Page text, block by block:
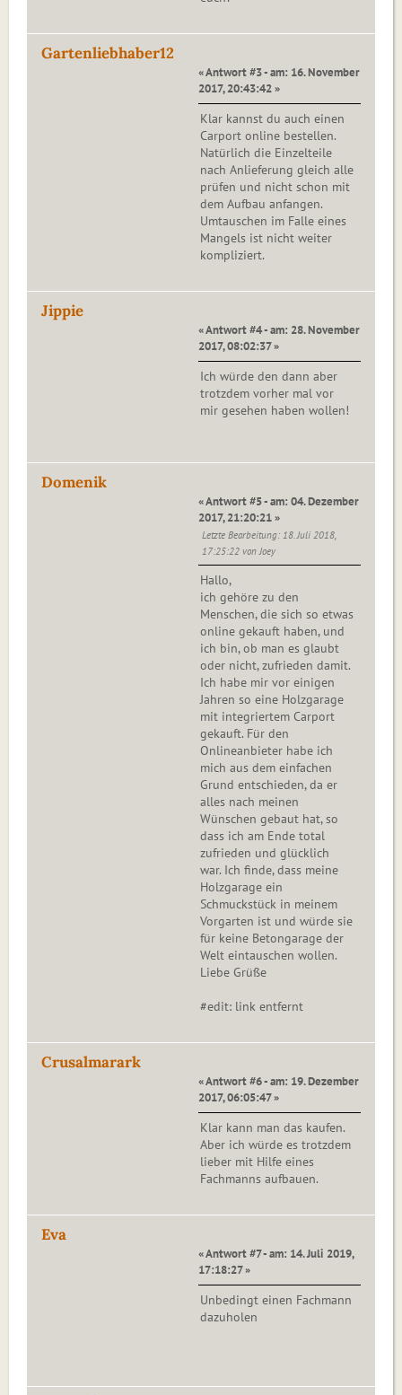
Gartenliebhaber12
« Antwort #3 - am: 16. November
2017, 20:43:42 »
Klar kannst du auch einen
Carport online bestellen.
Natürlich die Einzelteile
nach Anlieferung gleich alle
prüfen und nicht schon mit
dem Aufbau anfangen.
Umtauschen im Falle eines
Mangels ist nicht weiter
kompliziert.
Jippie
« Antwort #4 - am: 28. November
2017, 08:02:37 »
Ich würde den dann aber
trotzdem vorher mal vor
mir gesehen haben wollen!
Domenik
« Antwort #5 - am: 04. Dezember
2017, 21:20:21 »
Letzte Bearbeitung: 18. Juli 2018,
17:25:22 von Joey
Hallo,
ich gehöre zu den
Menschen, die sich so etwas
online gekauft haben, und
ich bin, ob man es glaubt
oder nicht, zufrieden damit.
Ich habe mir vor einigen
Jahren so eine Holzgarage
mit integriertem Carport
gekauft. Für den
Onlineanbieter habe ich
mich aus dem einfachen
Grund entschieden, da er
alles nach meinen
Wünschen gebaut hat, so
dass ich am Ende total
zufrieden und glücklich
war. Ich finde, dass meine
Holzgarage ein
Schmuckstück in meinem
Vorgarten ist und würde sie
für keine Betongarage der
Welt eintauschen wollen.
Liebe Grüße
#edit: link entfernt
Crusalmarark
« Antwort #6 - am: 19. Dezember
2017, 06:05:47 »
Klar kann man das kaufen.
Aber ich würde es trotzdem
lieber mit Hilfe eines
Fachmanns aufbauen.
Eva
« Antwort #7 - am: 14. Juli 2019,
17:18:27 »
Unbedingt einen Fachmann
dazuholen